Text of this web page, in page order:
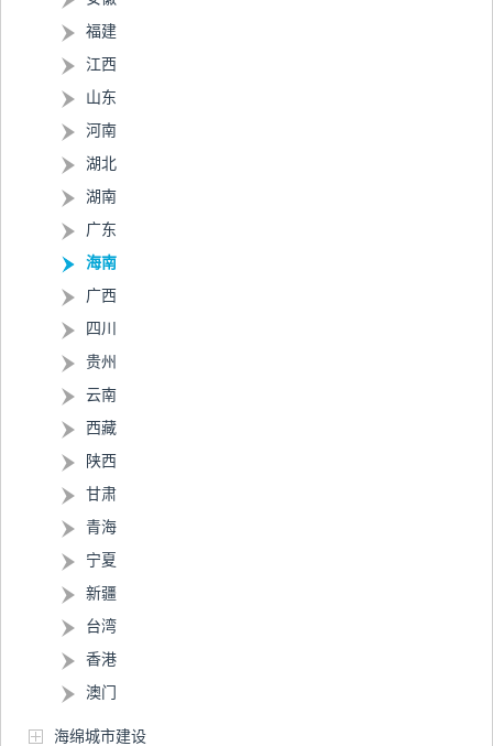
福建
江西
山东
河南
湖北
湖南
广东
海南
广西
四川
贵州
云南
西藏
陕西
甘肃
青海
宁夏
新疆
台湾
香港
澳门
海绵城市建设